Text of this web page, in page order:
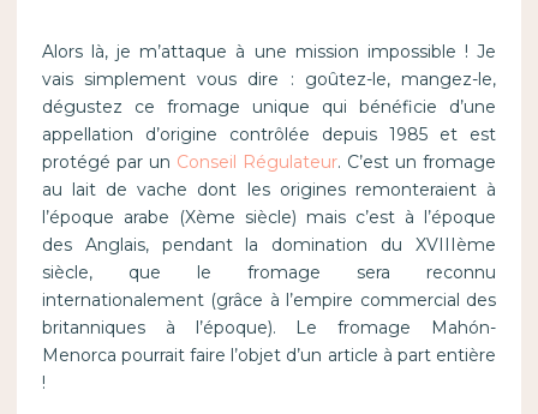
Alors là, je m’attaque à une mission impossible ! Je
vais simplement vous dire : goûtez-le, mangez-le,
dégustez ce fromage unique qui bénéficie d’une
appellation d’origine contrôlée depuis 1985 et est
protégé par un Conseil Régulateur. C’est un fromage
au lait de vache dont les origines remonteraient à
l’époque arabe (Xème siècle) mais c’est à l’époque
des Anglais, pendant la domination du XVIIIème
siècle, que le fromage sera reconnu
internationalement (grâce à l’empire commercial des
britanniques à l’époque). Le fromage Mahón-
Menorca pourrait faire l’objet d’un article à part entière
!